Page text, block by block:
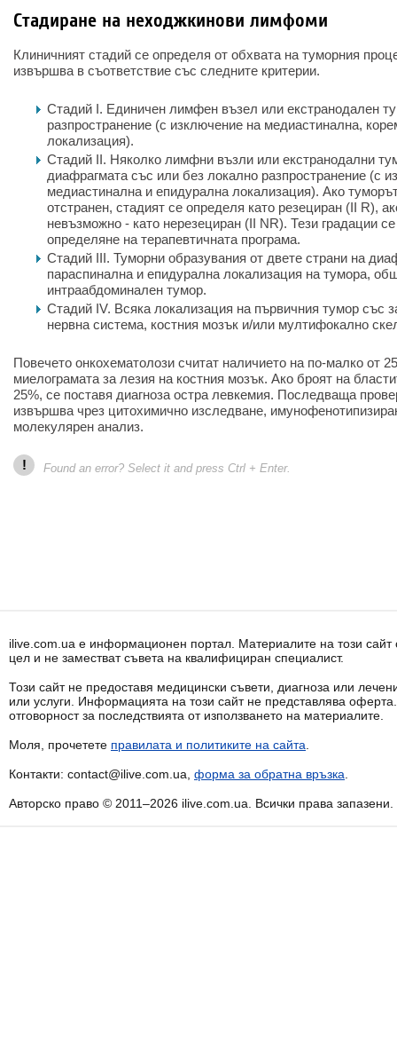
Стадиране на неходжкинови лимфоми
Клиничният стадий се определя от обхвата на туморния
извършва в съответствие със следните критерии.
Стадий I. Единичен лимфен възел или екстранодален
разпространение (с изключение на медиастинална,
локализация).
Стадий II. Няколко лимфни възли или екстранодални
диафрагмата със или без локално разпространение (с
медиастинална и епидурална локализация). Ако
отстранен, стадият се определя като резециран (II R),
невъзможно - като нерезециран (II NR). Тези градации
определяне на терапевтичната програма.
Стадий III. Туморни образувания от двете страни на
параспинална и епидурална локализация на тумора,
интраабдоминален тумор.
Стадий IV. Всяка локализация на първичния тумор със
нервна система, костния мозък и/или мултифокално
Повечето онкохематолози считат наличието на по-малко от
миелограмата за лезия на костния мозък. Ако броят на
25%, се поставя диагноза остра левкемия. Последваща
извършва чрез цитохимично изследване,
молекулярен анализ.
! Found an error? Select it and press Ctrl + Enter.
ilive.com.ua е информационен портал. Материалите на този
цел и не заместват съвета на квалифициран специалист.
Този сайт не предоставя медицински съвети, диагноза или
или услуги. Информацията на този сайт не представлява
отговорност за последствията от използването на материалите.
Моля, прочетете правилата и политиките на сайта
Контакти: contact@ilive.com.ua, форма за обратна връзка
Авторско право © 2011–2026 ilive.com.ua. Всички права запазени.